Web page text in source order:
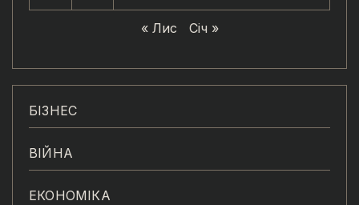
« Лис Січ »
БІЗНЕС
ВІЙНА
ЕКОНОМІКА